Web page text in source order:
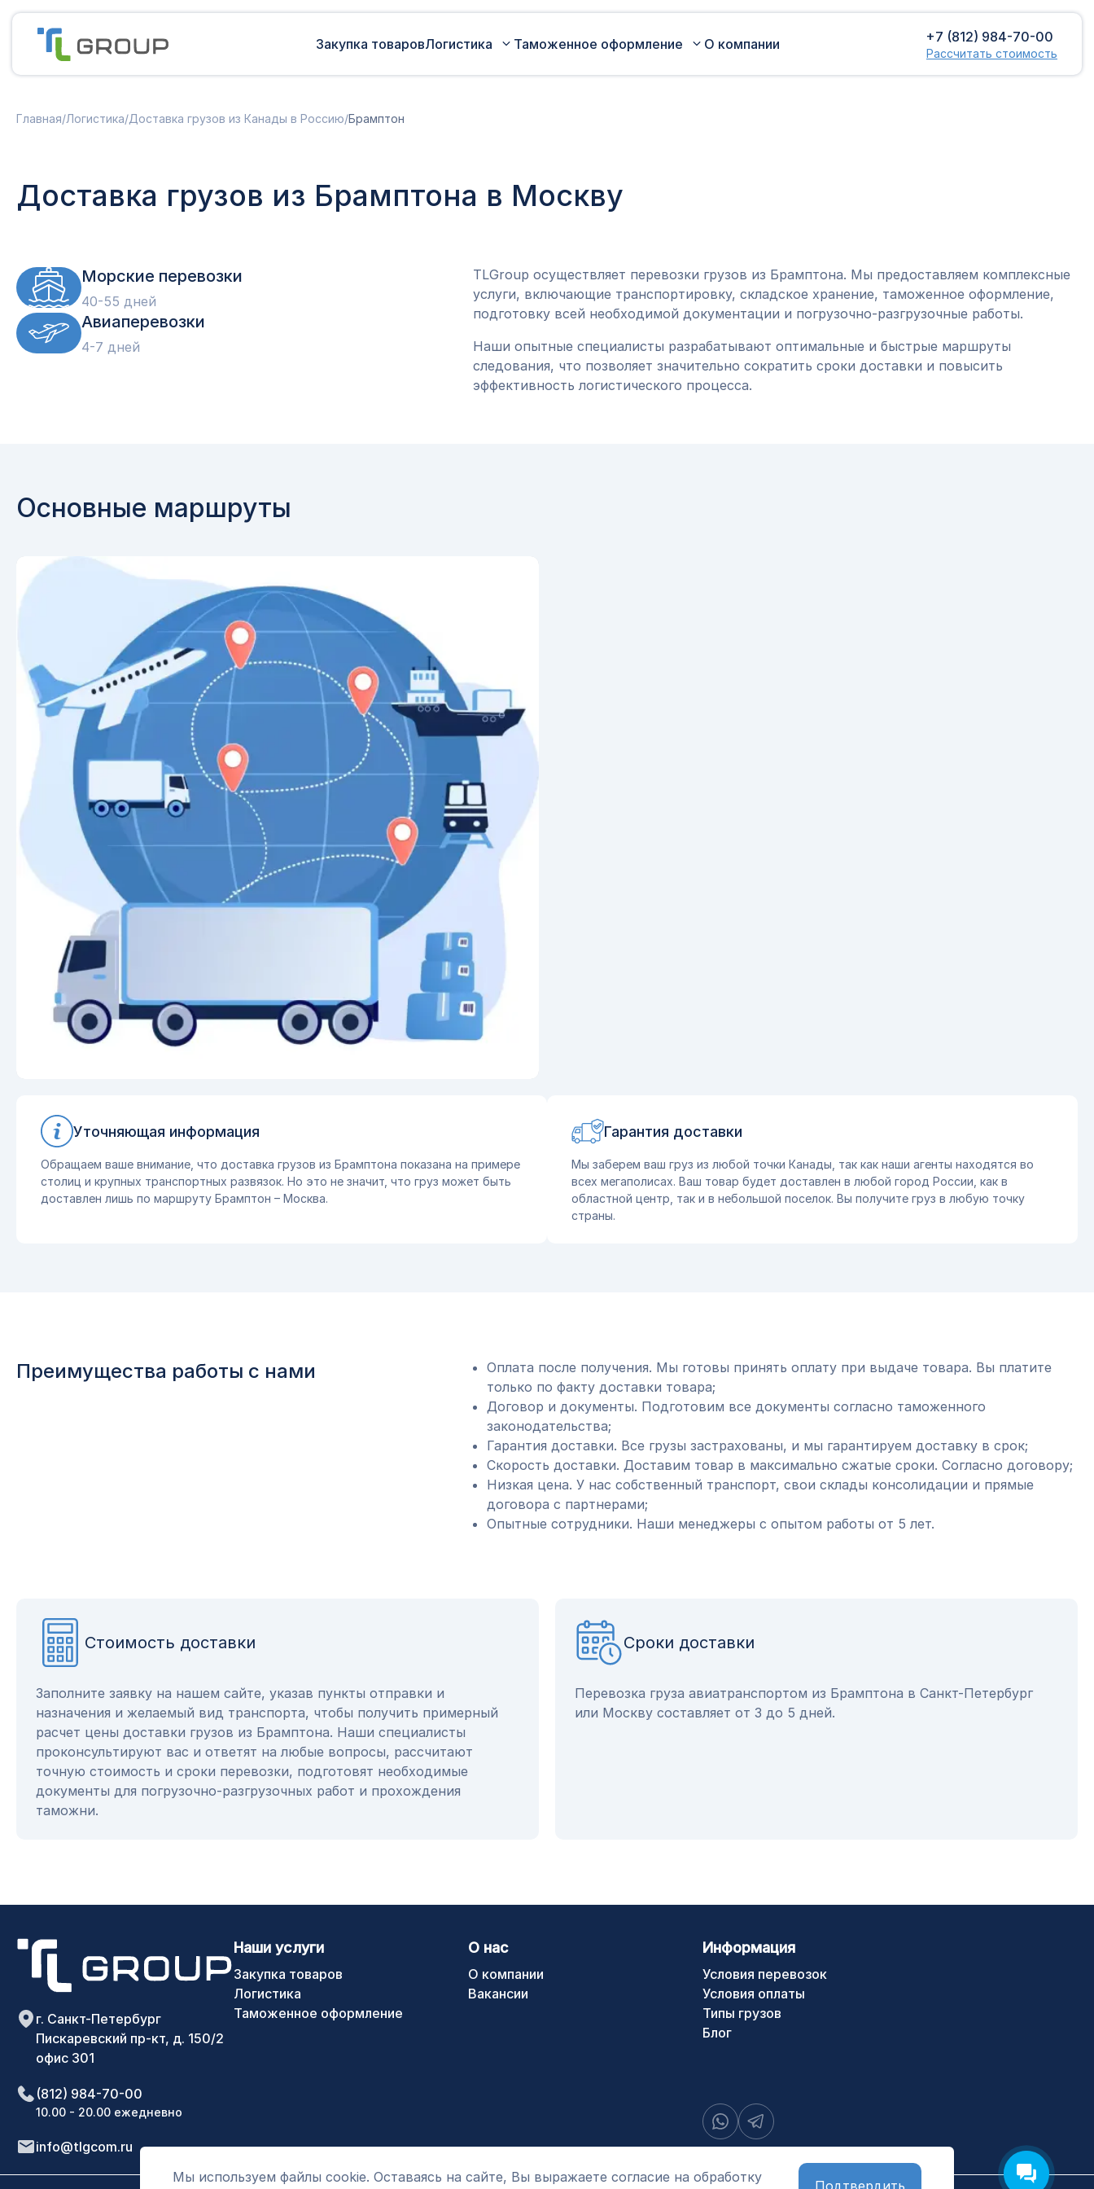
Закупка товаровЛогистика
Доставка грузов из Турции в
Россию
Железнодорожные перевозки грузов
Таможенное оформление
Международная доставка
товара
О компании +7 (812) 984-70-00
Рассчитать стоимость
Главная/Логистика/Доставка грузов из Канады в Россию/Брамптон
Доставка грузов из Брамптона в Москву
Морские перевозки
40-55 дней
Авиаперевозки
4-7 дней
TLGroup осуществляет перевозки грузов из Брамптона. Мы предоставляем комплексные
услуги, включающие транспортировку, складское хранение, таможенное оформление,
подготовку всей необходимой документации и погрузочно-разгрузочные работы.
Наши опытные специалисты разрабатывают оптимальные и быстрые маршруты
следования, что позволяет значительно сократить сроки доставки и повысить
эффективность логистического процесса.
Основные маршруты
Уточняющая информация
Обращаем ваше внимание, что доставка грузов из Брамптона показана на примере
столиц и крупных транспортных развязок. Но это не значит, что груз может быть
доставлен лишь по маршруту Брамптон – Москва.
Гарантия доставки
Мы заберем ваш груз из любой точки Канады, так как наши агенты находятся во
всех мегаполисах. Ваш товар будет доставлен в любой город России, как в
областной центр, так и в небольшой поселок. Вы получите груз в любую точку
страны.
Преимущества работы с нами
Оплата после получения. Мы готовы принять оплату при выдаче товара. Вы платите
только по факту доставки товара;
Договор и документы. Подготовим все документы согласно таможенного
законодательства;
Гарантия доставки. Все грузы застрахованы, и мы гарантируем доставку в срок;
Скорость доставки. Доставим товар в максимально сжатые сроки. Согласно договору;
Низкая цена. У нас собственный транспорт, свои склады консолидации и прямые
договора с партнерами;
Опытные сотрудники. Наши менеджеры с опытом работы от 5 лет.
Стоимость доставки
Заполните заявку на нашем сайте, указав пункты отправки и
назначения и желаемый вид транспорта, чтобы получить примерный
расчет цены доставки грузов из Брамптона. Наши специалисты
проконсультируют вас и ответят на любые вопросы, рассчитают
точную стоимость и сроки перевозки, подготовят необходимые
документы для погрузочно-разгрузочных работ и прохождения
таможни.
Сроки доставки
Перевозка груза авиатранспортом из Брамптона в Санкт-Петербург
или Москву составляет от 3 до 5 дней.
Мы используем файлы cookie. Оставаясь на сайте, Вы выражаете согласие на обработку
Подтвердить
г. Санкт-Петербург
Пискаревский пр-кт, д. 150/2
офис 301
(812) 984-70-00
10.00 - 20.00 ежедневно
info@tlgcom.ru
Закупка товаров
Наши услуги
Логистика
Таможенное оформление
О нас
О компании
Вакансии
Информация
Условия перевозок
Условия оплаты
Типы грузов
Блог